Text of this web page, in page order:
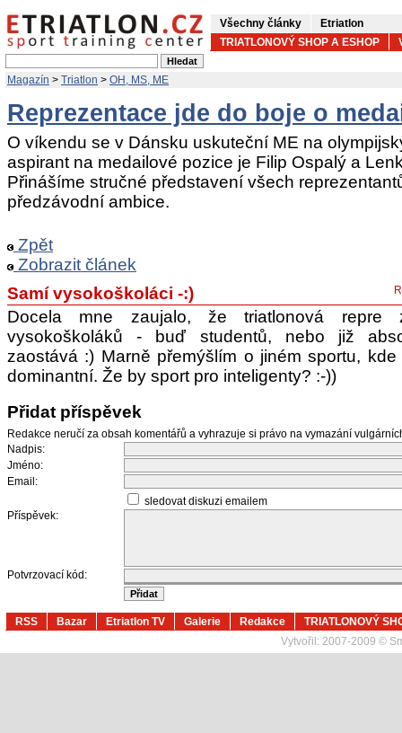
Všechny články
Etriatlon
TRIATLONOVÝ SHOP A ESHOP
Magazín > Triatlon > OH, MS, ME
Reprezentace jde do boje o
O víkendu se v Dánsku uskuteční ME na
aspirant na medailové pozice je Filip Ospalý a
Přinášíme stručné představení všech
předzávodní ambice.
Zpět
Zobrazit článek
Samí vysokoškoláci -:)
Docela mne zaujalo, že triatlonová repre
vysokoškoláků - buď studentů, nebo již
zaostává :) Marně přemýšlím o jiném sportu,
dominantní. Že by sport pro inteligenty? :-))
Přidat příspěvek
Redakce neručí za obsah komentářů a vyhrazuje si právo na vymazání
Nadpis:
Jméno:
Email:
sledovat diskuzi emailem
Příspěvek:
Potvrzovací kód:
RSS Bazar Etriatlon TV Galerie Redakce
TRIATLONOVÝ
Vytvořil: 2007-2009 ©